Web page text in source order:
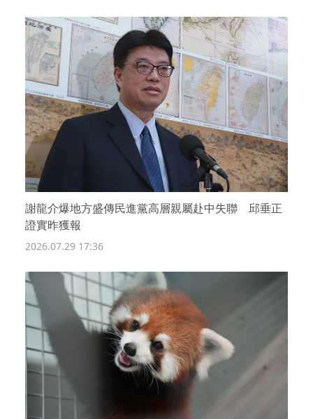
謝龍介爆地方盛傳民進黨高層親屬赴中失聯 邱垂正
證實昨獲報
2026.07.29 17:36